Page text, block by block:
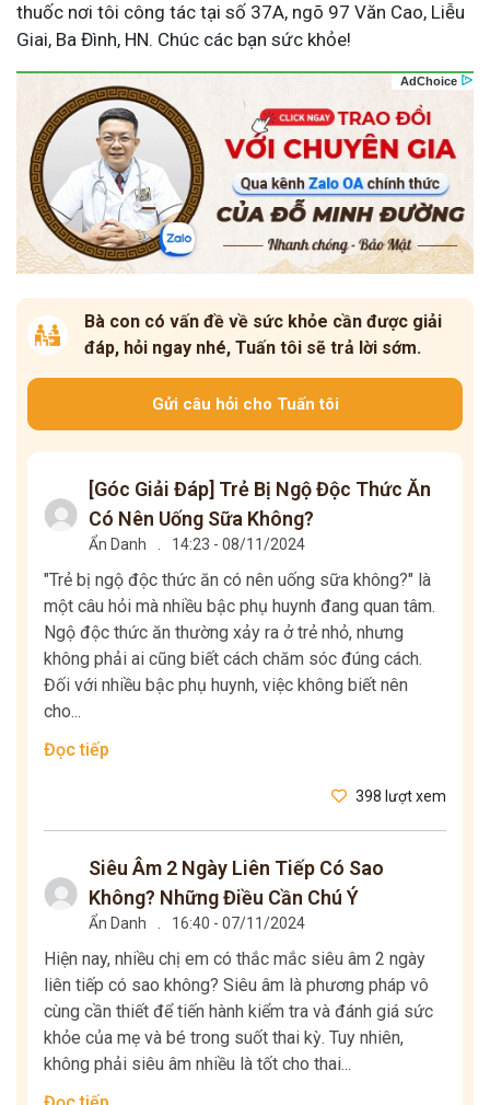
thuốc nơi tôi công tác tại số 37A, ngõ 97 Văn Cao, Liễu
Giai, Ba Đình, HN. Chúc các bạn sức khỏe!
Bà con có vấn đề về sức khỏe cần được giải
đáp, hỏi ngay nhé, Tuấn tôi sẽ trả lời sớm.
Gửi câu hỏi cho Tuấn tôi
[Góc Giải Đáp] Trẻ Bị Ngộ Độc Thức Ăn
Có Nên Uống Sữa Không?
Ẩn Danh 14:23 - 08/11/2024
"Trẻ bị ngộ độc thức ăn có nên uống sữa không?" là
một câu hỏi mà nhiều bậc phụ huynh đang quan tâm.
Ngộ độc thức ăn thường xảy ra ở trẻ nhỏ, nhưng
không phải ai cũng biết cách chăm sóc đúng cách.
Đối với nhiều bậc phụ huynh, việc không biết nên
cho...
Đọc tiếp
398 lượt xem
Siêu Âm 2 Ngày Liên Tiếp Có Sao
Không? Những Điều Cần Chú Ý
Ẩn Danh 16:40 - 07/11/2024
Hiện nay, nhiều chị em có thắc mắc siêu âm 2 ngày
liên tiếp có sao không? Siêu âm là phương pháp vô
cùng cần thiết để tiến hành kiểm tra và đánh giá sức
khỏe của mẹ và bé trong suốt thai kỳ. Tuy nhiên,
không phải siêu âm nhiều là tốt cho thai...